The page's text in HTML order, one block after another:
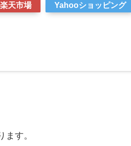
楽天市場 Yahooショッピング
す。